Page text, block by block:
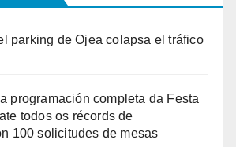
parking de Ojea colapsa el tráfico
programación completa da Festa
todos os récords de
100 solicitudes de mesas